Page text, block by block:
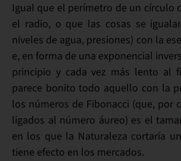
Igual que el perímetro de un círculo
el radio, o que las cosas se
niveles de agua, presiones) con la
e, en forma de una exponencial
principio y cada vez más lento al
parece bonito todo aquello con la
los números de Fibonacci (que, por
ligados al número áureo) es el
en los que la Naturaleza cortaría
tiene efecto en los mercados.